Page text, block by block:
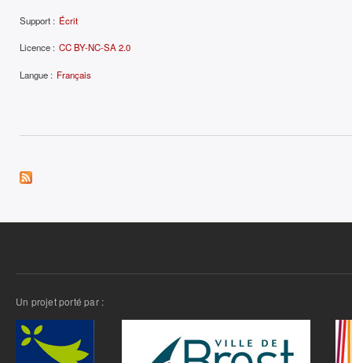
Support : Écrit
Licence : CC BY-NC-SA 2.0
Langue : Français
Un projet porté par :